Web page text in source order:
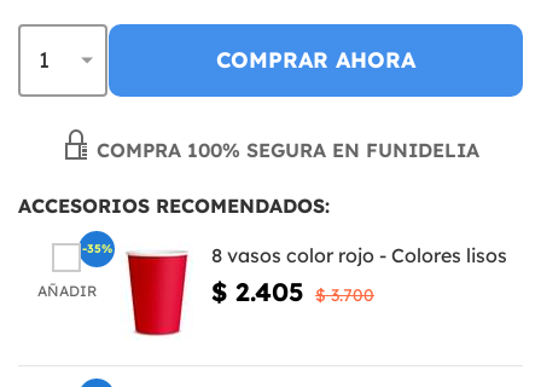
COMPRAR AHORA
COMPRA 100% SEGURA EN FUNIDELIA
ACCESORIOS RECOMENDADOS:
AÑADIR
8 vasos color rojo - Colores lisos
$ 2.405 $ 3.700
-35%